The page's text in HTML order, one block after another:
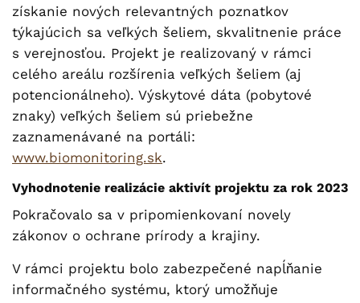
získanie nových relevantných poznatkov
týkajúcich sa veľkých šeliem, skvalitnenie práce
s verejnosťou. Projekt je realizovaný v rámci
celého areálu rozšírenia veľkých šeliem (aj
potencionálneho). Výskytové dáta (pobytové
znaky) veľkých šeliem sú priebežne
zaznamenávané na portáli:
www.biomonitoring.sk.
Vyhodnotenie realizácie aktivít projektu za rok 2023
Pokračovalo sa v pripomienkovaní novely
zákonov o ochrane prírody a krajiny.
V rámci projektu bolo zabezpečené napĺňanie
informačného systému, ktorý umožňuje